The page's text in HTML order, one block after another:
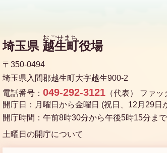
埼玉県 越生町役場
〒350-0494
埼玉県入間郡越生町大字越生900-2
電話番号： 049-292-3121 （代表） ファッ
開庁日：月曜日から金曜日 (祝日、12月29日
開庁時間：午前8時30分から午後5時15分まで
土曜日の開庁について